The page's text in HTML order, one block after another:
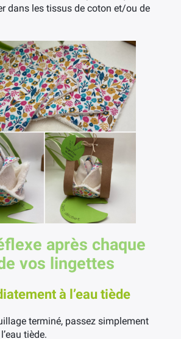
dans les tissus de coton et/ou de
après chaque
vos lingettes
à l’eau tiède
terminé, passez simplement
tiède.